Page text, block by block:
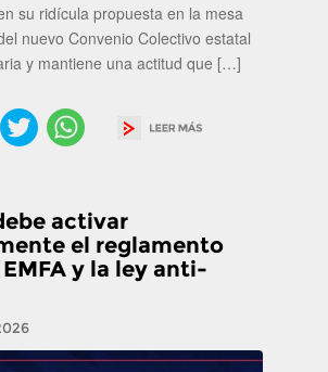
su ridícula propuesta en la mesa
nuevo Convenio Colectivo estatal
y mantiene una actitud que […]
activar
el reglamento
y la ley anti-